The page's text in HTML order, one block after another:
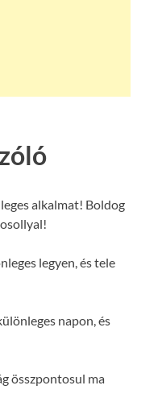
alkalmat! Boldog
legyen, és tele
napon, és
összpontosul ma